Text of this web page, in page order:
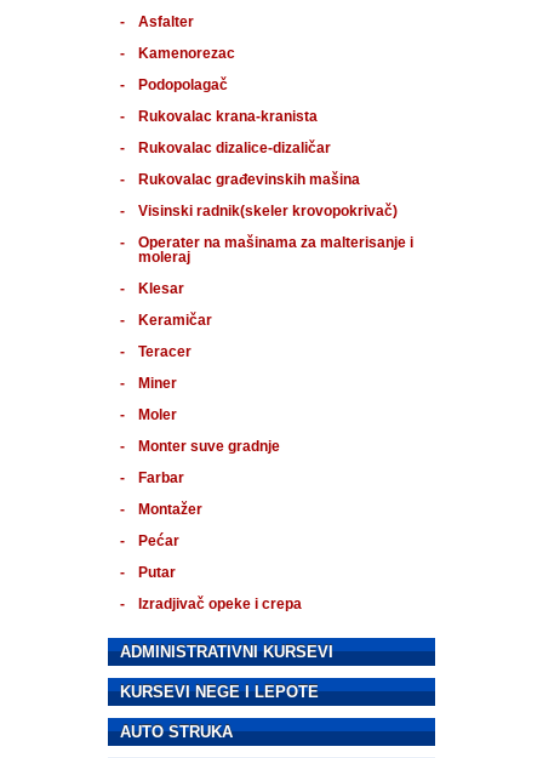
Asfalter
Kamenorezac
Podopolagač
Rukovalac krana-kranista
Rukovalac dizalice-dizaličar
Rukovalac građevinskih mašina
Visinski radnik(skeler krovopokrivač)
Operater na mašinama za malterisanje i
moleraj
Klesar
Keramičar
Teracer
Miner
Moler
Monter suve gradnje
Farbar
Montažer
Pećar
Putar
Izradjivač opeke i crepa
ADMINISTRATIVNI KURSEVI
KURSEVI NEGE I LEPOTE
AUTO STRUKA